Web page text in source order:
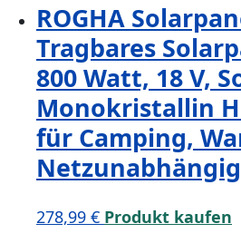
ROGHA
Tragbares
800 Watt, 18 V,
Monokristallin
für Camping,
278,99 € Produkt kaufen